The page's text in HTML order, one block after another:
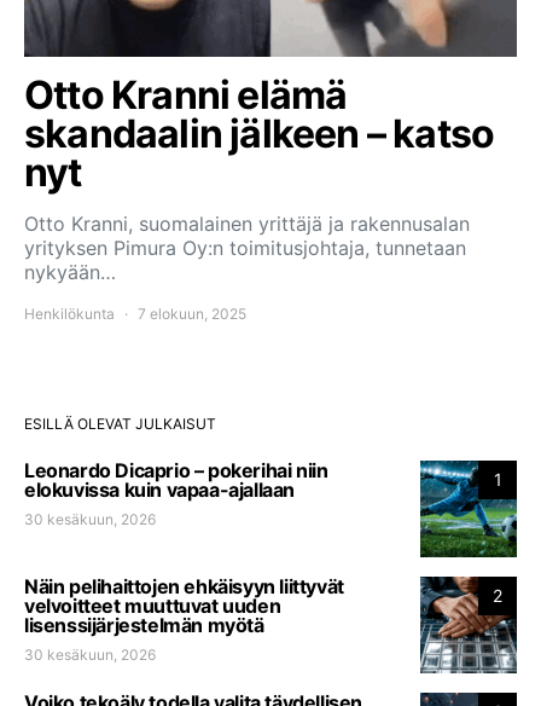
Otto Kranni elämä
skandaalin jälkeen – katso
nyt
Otto Kranni, suomalainen yrittäjä ja rakennusalan
yrityksen Pimura Oy:n toimitusjohtaja, tunnetaan
nykyään…
Henkilökunta 7 elokuun, 2025
ESILLÄ OLEVAT JULKAISUT
1
Leonardo Dicaprio – pokerihai niin
elokuvissa kuin vapaa-ajallaan
30 kesäkuun, 2026
2
Näin pelihaittojen ehkäisyyn liittyvät
velvoitteet muuttuvat uuden
lisenssijärjestelmän myötä
30 kesäkuun, 2026